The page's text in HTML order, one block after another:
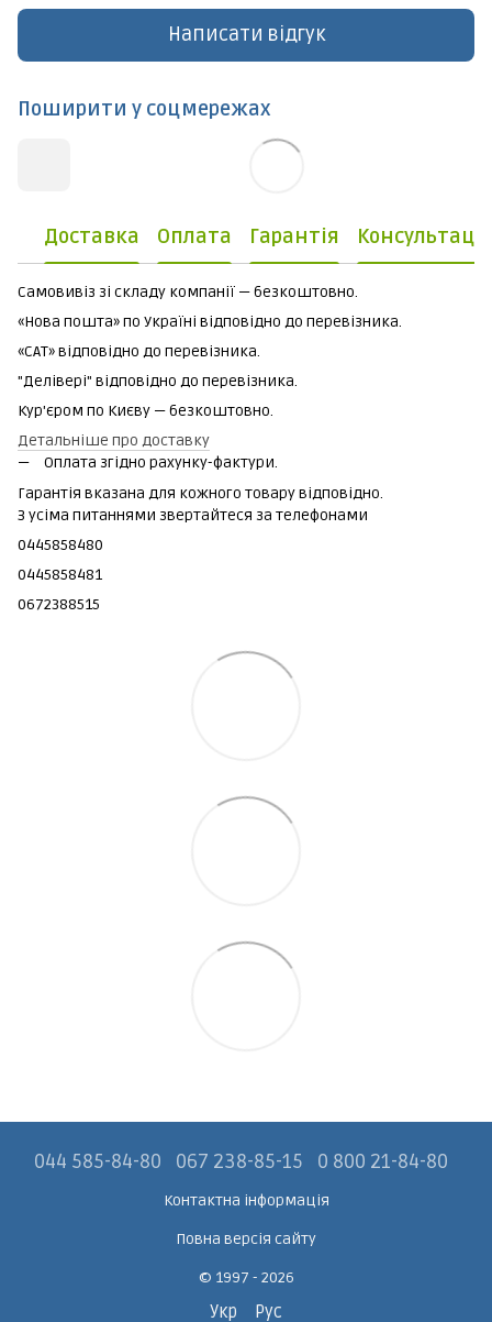
Написати відгук
Поширити у соцмережах
Доставка Оплата Гарантія
Самовивіз зі складу компанії — безкоштовно.
«Нова пошта» по Україні відповідно до перевізника.
«САТ» відповідно до перевізника.
"Делівері" відповідно до перевізника.
Кур'єром по Києву — безкоштовно.
Детальніше про доставку
Оплата згідно рахунку-фактури.
Гарантія вказана для кожного товару відповідно.
З усіма питаннями звертайтеся за телефонами
0445858480
0445858481
0672388515
044 585-84-80 067 238-85-15 0 800 21-84-80
Контактна інформація
Повна версія сайту
© 1997 - 2026
Укр Рус